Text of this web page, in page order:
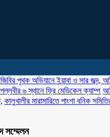
পৃথক অভিযানে ইয়াবা ও সার জব্দ,
৬ স্থানে ফ্রি মেডিকেল ক্যাম্প
কালুখালীর মারামারিতে পাংশা বনিক
সম্মেলন